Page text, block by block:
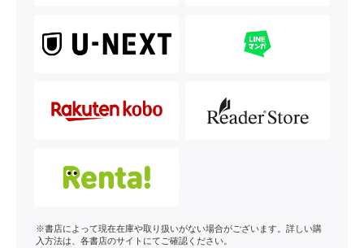
※書店によって現在在庫や取り扱いがない場合がございます。詳しい購
入方法は、各書店のサイトにてご確認ください。